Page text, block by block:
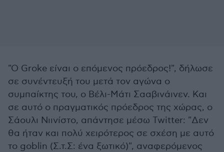
"Ο Groke είναι ο επόμενος πρόεδρος!", δήλωσε
σε συνέντευξή του μετά τον αγώνα ο
συμπαίκτης του, ο Βέλι-Μάτι Σααβινάινεν. Και
σε αυτό ο πραγματικός πρόεδρος της χώρας, ο
Σάουλι Νιινίστο, απάντησε μέσω Twitter: "Δεν
θα ήταν και πολύ χειρότερος σε σχέση με αυτό
το goblin (Σ.τ.Σ: ένα ξωτικό)", αναφερόμενος